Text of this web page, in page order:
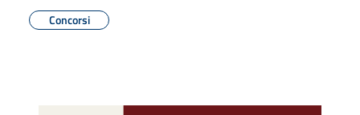
Concorsi